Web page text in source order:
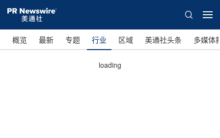
概览 最新 专题 行业 区域 美通社头条 多媒体
loading